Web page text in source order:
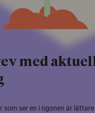
med
ser en i ögonen är